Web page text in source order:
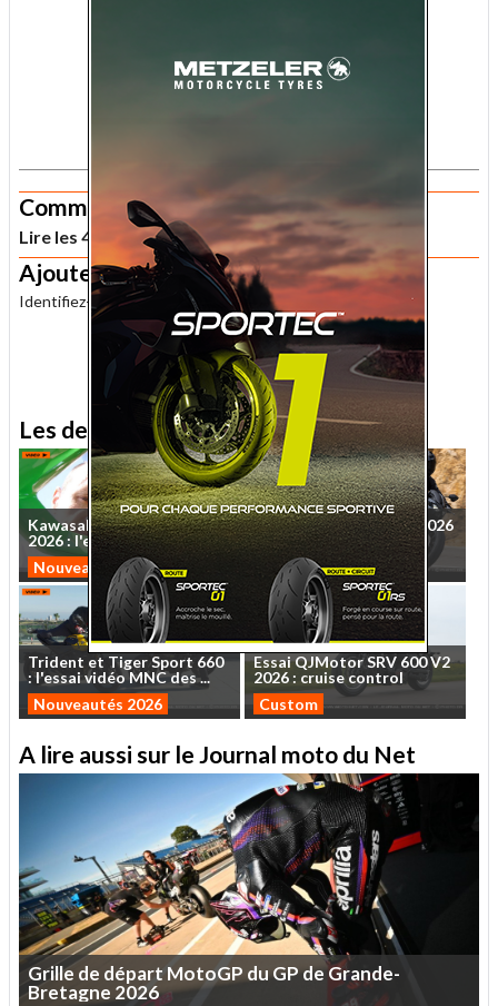
Commentaires
Lire les 4 commentaires lecteur sur cet article
Ajouter un commentaire
Identifiez-vouspour publier un commentaire.
Les derniers essais MNC
KawasakiNinjaZX-10R
2026: l'essai vidéo sur...
Nouveautés 2026
EssaiKawasakiZ650S2026
:le roadster qui veut ...
Nouveautés 2026
Trident et TigerSport 660
: l'essaividéoMNCdes...
Nouveautés 2026
EssaiQJMotorSRV 600V2
2026 : cruise control
Custom
A lire aussi sur le Journal moto du Net
Grille de départ MotoGP duGPdeGrande-
Bretagne 2026